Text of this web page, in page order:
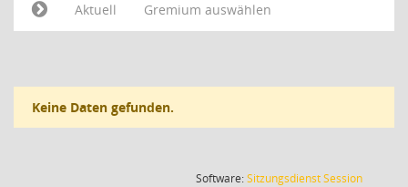
Aktuell
Gremium auswählen
Keine Daten gefunden.
Software:SitzungsdienstSession(Wird in